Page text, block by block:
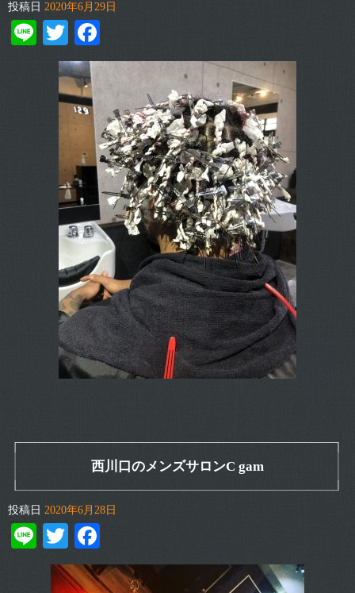
投稿日 2020年6月29日
LineTwitter
西川口のメンズサロンC gam
投稿日 2020年6月28日
LineTwitter